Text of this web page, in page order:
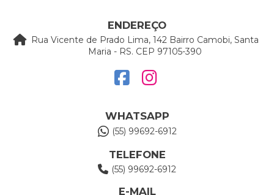
ENDEREÇO
Rua Vicente de Prado Lima, 142 Bairro Camobi, Santa
Maria - RS. CEP 97105-390
WHATSAPP
(55) 99692-6912
TELEFONE
(55) 99692-6912
E-MAIL